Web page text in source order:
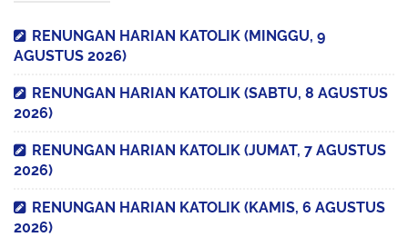
RENUNGAN HARIAN KATOLIK (MINGGU, 9
AGUSTUS 2026)
RENUNGAN HARIAN KATOLIK (SABTU, 8 AGUSTUS
2026)
RENUNGAN HARIAN KATOLIK (JUMAT, 7 AGUSTUS
2026)
RENUNGAN HARIAN KATOLIK (KAMIS, 6 AGUSTUS
2026)